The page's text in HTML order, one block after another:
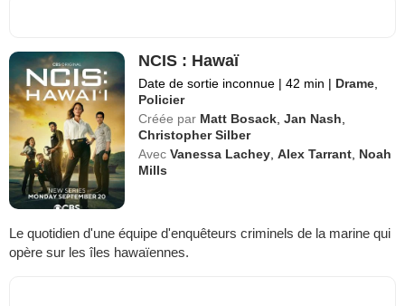
NCIS : Hawaï
Date de sortie inconnue | 42 min | Drame
Policier
Créée par Matt Bosack ,Jan Nash
Christopher Silber
Avec Vanessa Lachey ,Alex Tarrant Noah
Mills
Le quotidien d'une équipe d'enquêteurs criminels de la marine qui
opère sur les îles hawaïennes.